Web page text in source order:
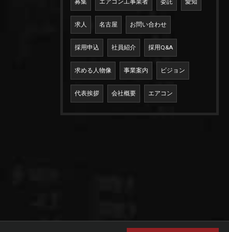
募集 エアコン工事業者 委託 愛知
求人 名古屋 お問い合わせ
採用申込 社員紹介 採用Q&A
求める人物像 事業案内 ビジョン
代表挨拶 会社概要 エアコン